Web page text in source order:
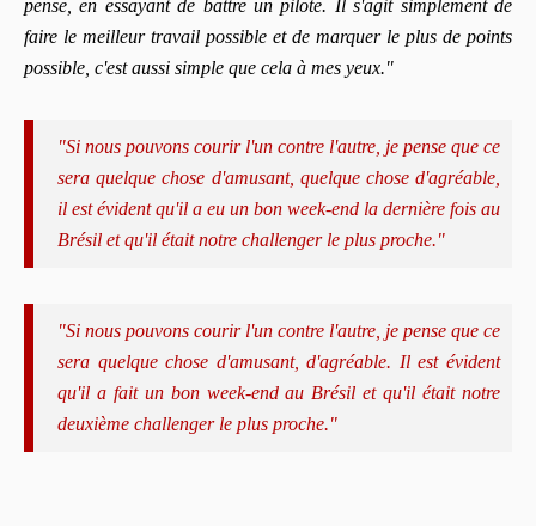
pense, en essayant de battre un pilote. Il s'agit simplement de
faire le meilleur travail possible et de marquer le plus de points
possible, c'est aussi simple que cela à mes yeux."
"Si nous pouvons courir l'un contre l'autre, je pense que ce
sera quelque chose d'amusant, quelque chose d'agréable,
il est évident qu'il a eu un bon week-end la dernière fois au
Brésil et qu'il était notre challenger le plus proche."
"Si nous pouvons courir l'un contre l'autre, je pense que ce
sera quelque chose d'amusant, d'agréable. Il est évident
qu'il a fait un bon week-end au Brésil et qu'il était notre
deuxième challenger le plus proche."